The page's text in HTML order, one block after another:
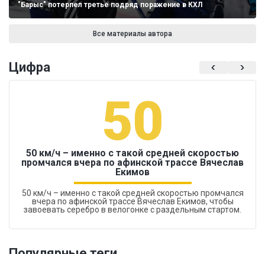
"Барыс" потерпел третье подряд поражение в КХЛ
Все материалы автора
Цифра
50
50 км/ч – именно с такой средней скоростью
промчался вчера по афинской трассе Вячеслав
Екимов
50 км/ч – именно с такой средней скоростью промчался
вчера по афинской трассе Вячеслав Екимов, чтобы
завоевать серебро в велогонке с раздельным стартом.